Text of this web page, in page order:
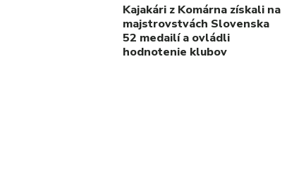
Kajakári z Komárna získali na
majstrovstvách Slovenska
52 medailí a ovládli
hodnotenie klubov